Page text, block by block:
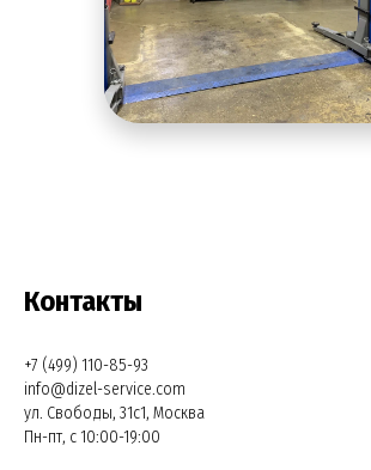
Контакты
+7 (499) 110-85-93
info@dizel-service.com
ул. Свободы, 31с1, Москва
Пн-пт, с 10:00-19:00